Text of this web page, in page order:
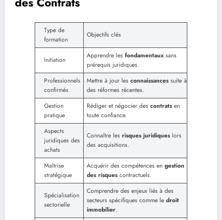
Type de
formation
Objectifs clés
Initiation Apprendre les fondamentaux sans
prérequis juridiques.
Professionnels
confirmés
Mettre à jour les connaissancessuite à
des réformes récentes.
Gestion
pratique
Rédiger et négocier des contratsen
toute confiance.
Aspects
juridiques des
achats
Connaître les risques juridiqueslors
des acquisitions.
Maîtrise
stratégique
Acquérir des compétences en gestion
des risquescontractuels.
Spécialisation
sectorielle
Comprendre des enjeux liés à des
secteurs spécifiques comme le droit
immobilier.